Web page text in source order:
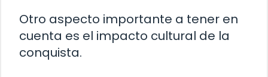
Otro aspecto importante a tener en
cuenta es el impacto cultural de la
conquista.